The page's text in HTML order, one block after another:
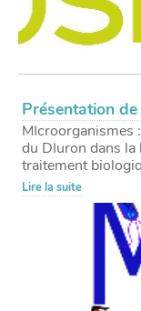
Présentation
MIcroorganismes
du DIuron dans la
traitement
Lire la suite